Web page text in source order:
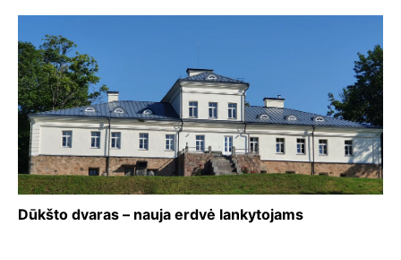
Dūkšto dvaras – nauja erdvė lankytojams